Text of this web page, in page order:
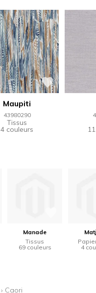
Maupiti
43980290
Tissus
4 couleurs
Manade
Tissus
69 couleurs
4
› Caori